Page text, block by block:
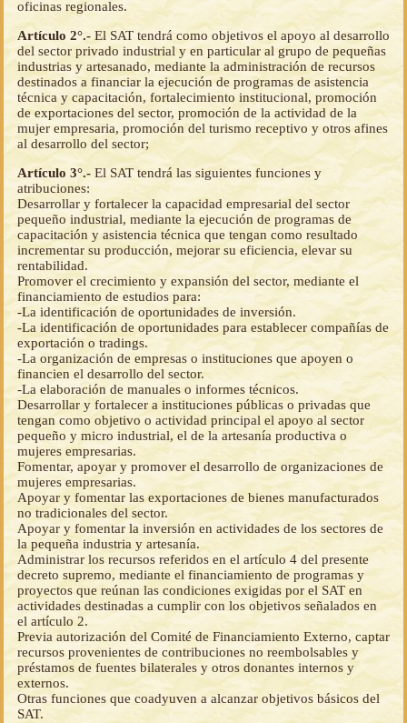
oficinas regionales.
Artículo 2°.- El SAT tendrá como objetivos el apoyo al desarrollo
del sector privado industrial y en particular al grupo de pequeñas
industrias y artesanado, mediante la administración de recursos
destinados a financiar la ejecución de programas de asistencia
técnica y capacitación, fortalecimiento institucional, promoción
de exportaciones del sector, promoción de la actividad de la
mujer empresaria, promoción del turismo receptivo y otros afines
al desarrollo del sector;
Artículo 3°.- El SAT tendrá las siguientes funciones y
atribuciones:
Desarrollar y fortalecer la capacidad empresarial del sector
pequeño industrial, mediante la ejecución de programas de
capacitación y asistencia técnica que tengan como resultado
incrementar su producción, mejorar su eficiencia, elevar su
rentabilidad.
Promover el crecimiento y expansión del sector, mediante el
financiamiento de estudios para:
-La identificación de oportunidades de inversión.
-La identificación de oportunidades para establecer compañías de
exportación o tradings.
-La organización de empresas o instituciones que apoyen o
financien el desarrollo del sector.
-La elaboración de manuales o informes técnicos.
Desarrollar y fortalecer a instituciones públicas o privadas que
tengan como objetivo o actividad principal el apoyo al sector
pequeño y micro industrial, el de la artesanía productiva o
mujeres empresarias.
Fomentar, apoyar y promover el desarrollo de organizaciones de
mujeres empresarias.
Apoyar y fomentar las exportaciones de bienes manufacturados
no tradicionales del sector.
Apoyar y fomentar la inversión en actividades de los sectores de
la pequeña industria y artesanía.
Administrar los recursos referidos en el artículo 4 del presente
decreto supremo, mediante el financiamiento de programas y
proyectos que reúnan las condiciones exigidas por el SAT en
actividades destinadas a cumplir con los objetivos señalados en
el artículo 2.
Previa autorización del Comité de Financiamiento Externo, captar
recursos provenientes de contribuciones no reembolsables y
préstamos de fuentes bilaterales y otros donantes internos y
externos.
Otras funciones que coadyuven a alcanzar objetivos básicos del
SAT.